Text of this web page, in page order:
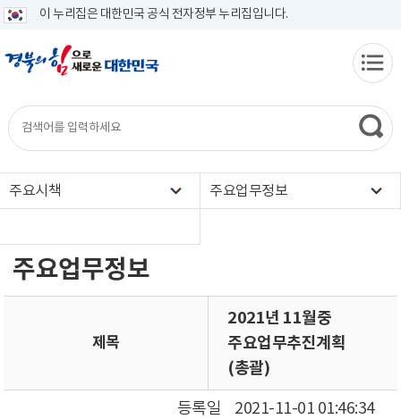
이 누리집은 대한민국 공식 전자정부 누리집입니다.
주요시책 주요업무정보
주요업무정보
제목
2021년 11월중
주요업무추진계획
(총괄)
등록일
2021-11-01 01:46:34